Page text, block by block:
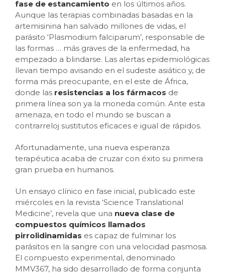
fase de estancamiento en los últimos años.
Aunque las terapias combinadas basadas en la
artemisinina han salvado millones de vidas, el
parásito ‘Plasmodium falciparum’, responsable de
las formas … más graves de la enfermedad, ha
empezado a blindarse. Las alertas epidemiológicas
llevan tiempo avisando en el sudeste asiático y, de
forma más preocupante, en el este de África,
donde las resistencias a los fármacos de
primera línea son ya la moneda común. Ante esta
amenaza, en todo el mundo se buscan a
contrarreloj sustitutos eficaces e igual de rápidos.
Afortunadamente, una nueva esperanza
terapéutica acaba de cruzar con éxito su primera
gran prueba en humanos.
Un ensayo clínico en fase inicial, publicado este
miércoles en la revista ‘Science Translational
Medicine’, revela que una nueva clase de
compuestos químicos llamados
pirrolidinamidas es capaz de fulminar los
parásitos en la sangre con una velocidad pasmosa.
El compuesto experimental, denominado
MMV367, ha sido desarrollado de forma conjunta